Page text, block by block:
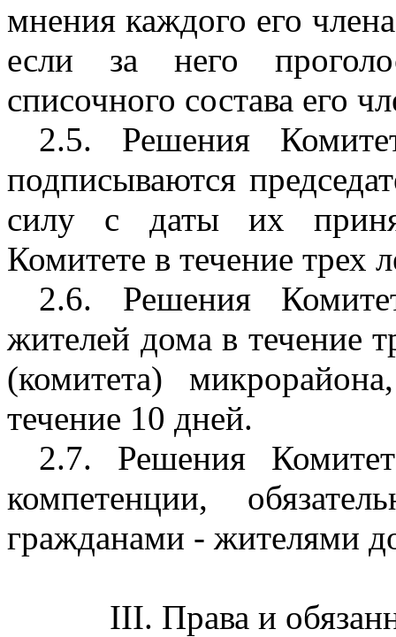
мнения каждого его
если за него
списочного состава его
2.5. Решения
подписываются
силу с даты их
Комитете в течение трех
2.6. Решения
жителей дома в течение
(комитета)
течение 10 дней.
2.7. Решения
компетенции,
гражданами - жителями
III. Права и